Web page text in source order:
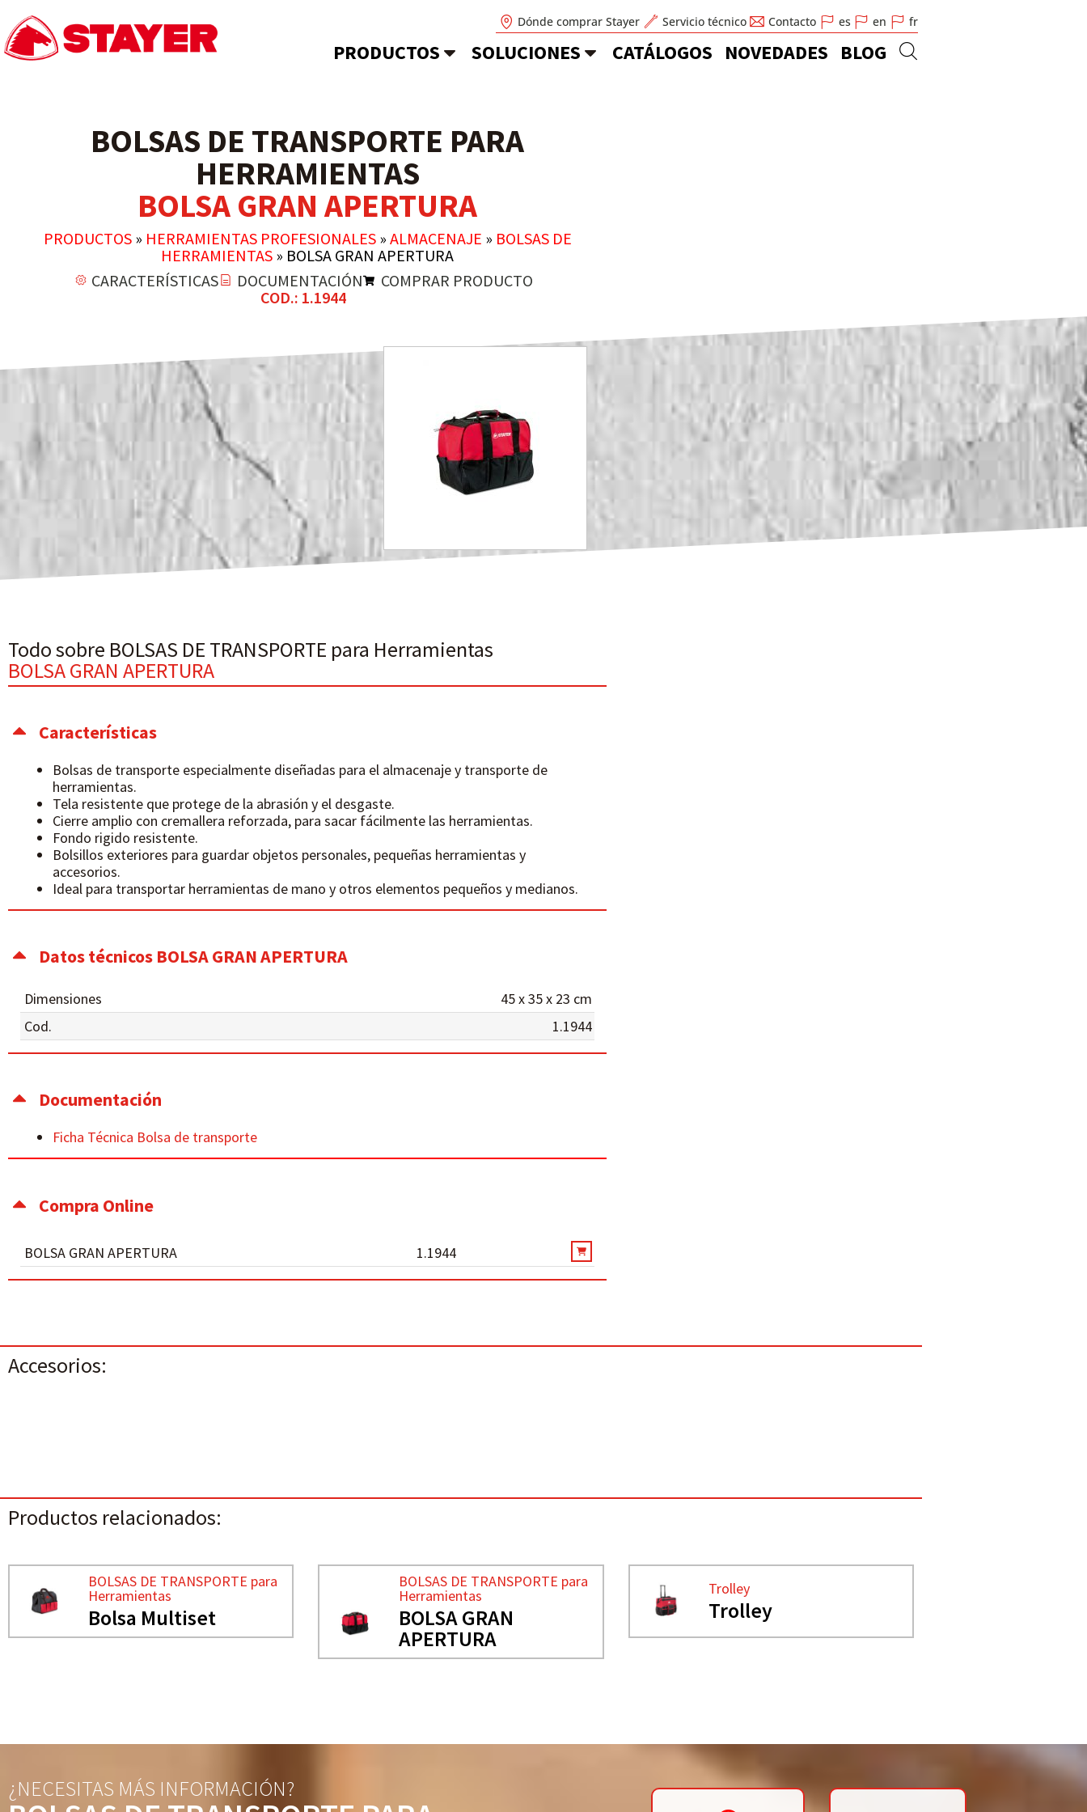
Dónde comprar Stayer Servicio técnico Contacto es en fr
PRODUCTOS SOLUCIONES CATÁLOGOS NOVEDADES BLOG
BOLSAS DE TRANSPORTE PARA
HERRAMIENTAS
BOLSA GRAN APERTURA
PRODUCTOS» HERRAMIENTAS PROFESIONALES» ALMACENAJE » BOLSAS DE
HERRAMIENTAS » BOLSA GRAN APERTURA
CARACTERÍSTICAS
DOCUMENTACIÓN
COMPRAR PRODUCTO
COD.: 1.1944
Todo sobre BOLSAS DE TRANSPORTE para Herramientas
BOLSA GRAN APERTURA
Características
Bolsas de transporte especialmente diseñadas para el almacenaje y transporte de
herramientas.
Tela resistente que protege de la abrasión y el desgaste.
Cierre amplio con cremallera reforzada, para sacar fácilmente las herramientas.
Fondo rigido resistente.
Bolsillos exteriores para guardar objetos personales, pequeñas herramientas y
accesorios.
Ideal para transportar herramientas de mano y otros elementos pequeños y medianos.
Datos técnicos BOLSA GRAN APERTURA
Dimensiones
45 x 35 x 23 cm
Cod.
1.1944
Documentación
Ficha Técnica Bolsa de transporte
Compra Online
BOLSA GRAN APERTURA 1.1944
Accesorios:
Productos relacionados:
BOLSAS DE TRANSPORTE para
Herramientas
Bolsa Multiset
BOLSAS DE TRANSPORTE para
Herramientas
BOLSA GRAN
APERTURA
Trolley
Trolley
¿NECESITAS MÁS INFORMACIÓN?